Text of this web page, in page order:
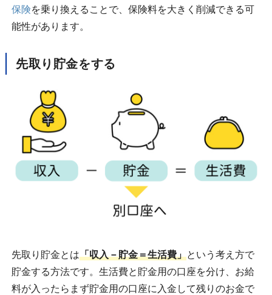
保険を乗り換えることで、保険料を大きく削減できる可
能性があります。
先取り貯金をする
先取り貯金とは「収入－貯金＝生活費」という考え方で
貯金する方法です。生活費と貯金用の口座を分け、お給
料が入ったらまず貯金用の口座に入金して残りのお金で